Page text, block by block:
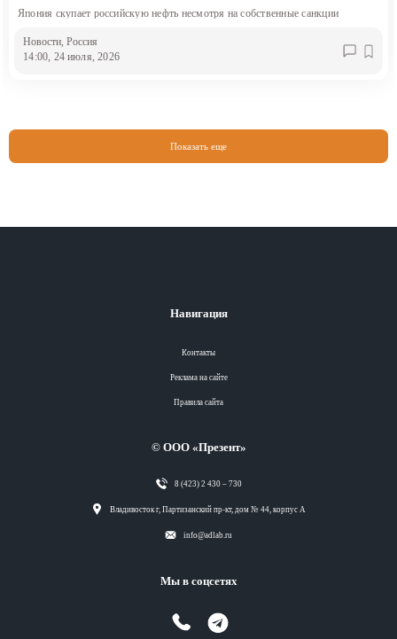
Япония скупает российскую нефть несмотря на собственные санкции
Новости , Россия
14:00, 24 июля, 2026
Показать еще
Навигация
Контакты
Реклама на сайте
Правила сайта
© ООО «Презент»
8 (423) 2 430 – 730
Владивосток г, Партизанский пр-кт, дом № 44, корпус А
info@adlab.ru
Мы в соцсетях